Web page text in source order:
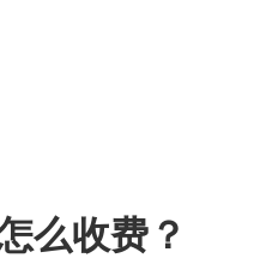
么收费？